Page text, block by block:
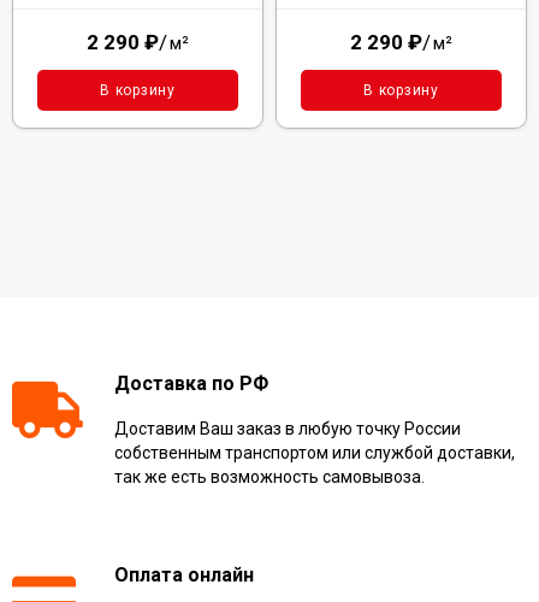
2 290 ₽/м²
В корзину
2 290 ₽/м²
В корзину
Доставка по РФ
Доставим Ваш заказ в любую точку России
собственным транспортом или службой доставки,
так же есть возможность самовывоза.
Оплата онлайн